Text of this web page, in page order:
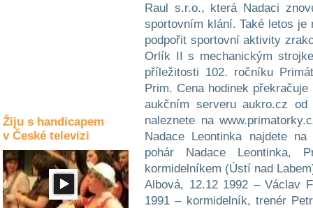
Žiju s handicapem
v České televizi
Raul s.r.o., která Nadaci
sportovním klání. Také letos
podpořit sportovní aktivity
Orlík II s mechanickým
příležitosti 102. ročníku
Prim. Cena hodinek
aukčním serveru aukro.cz
naleznete na
Nadace Leontinka najdete
pohár Nadace
kormidelníkem (Ústí nad
Albová, 12.12 1992 – Václav
1991 – kormidelník, trenér